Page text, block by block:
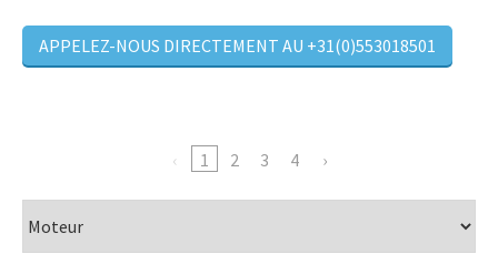
APPELEZ-NOUS DIRECTEMENT AU +31(0)553018501
1 2 3 4